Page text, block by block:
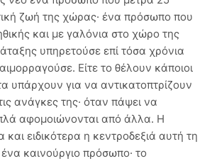
ζωή της χώρας· ένα πρόσωπο που
και με γαλόνια στο χώρο της
υπηρετούσε επί τόσα χρόνια
Είτε το θέλουν κάποιοι
υπάρχουν για να αντικατοπτρίζουν
ανάγκες της· όταν πάψει να
αφομοιώνονται από άλλα. Η
και ειδικότερα η κεντροδεξιά αυτή τη
ένα καινούργιο πρόσωπο· το